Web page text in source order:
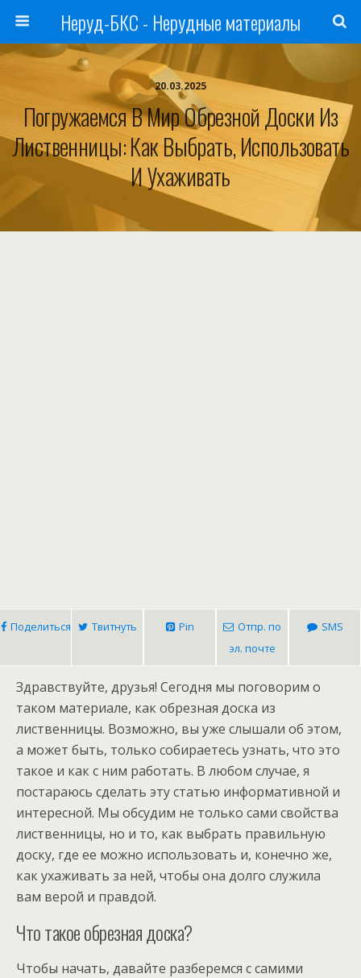
Неруд-БКС - Нерудные материалы
20.03.2025
Погружаемся В Мир Обрезной Доски Из
Лиственницы: Как Выбрать, Использовать
И Ухаживать
Поделиться Твитнуть Pin
Отпр. по
эл. почте
SMS
Здравствуйте, друзья! Сегодня мы поговорим о
таком материале, как обрезная доска из
лиственницы. Возможно, вы уже слышали об этом,
а может быть, только собираетесь узнать, что это
такое и как с ним работать. В любом случае, я
постараюсь сделать эту статью информативной и
интересной. Мы обсудим не только сами свойства
лиственницы, но и то, как выбрать правильную
доску, где ее можно использовать и, конечно же,
как ухаживать за ней, чтобы она долго служила
вам верой и правдой.
Что такое обрезная доска?
Чтобы начать, давайте разберемся с самими